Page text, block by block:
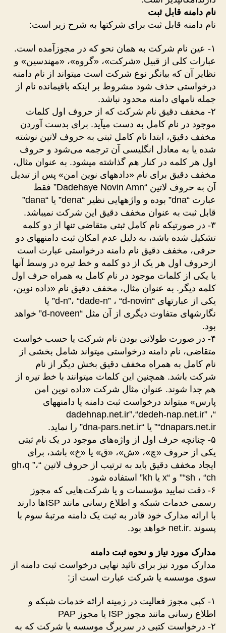
نام دامنه قابل ثبت
نام دامنه قابل ثبت برای شرکتها به شرح زیر است:
۱- عین نام شرکت به همان نحو که در مجوزآمده است.
عبارات کلی از قبیل «شرکت»، «گروه»، «مهندسین» و
نظایر آن که بیانگر نوع شرکت است میتواند از نام دامنه
درخواستی حذف شود مشروط بر اینکه باقیمانده نام از
جمله نامهای دامنه محدود نباشد.
۲- مخفف دقیق نام شرکت که از حروف اول کلمات
موجود در نام کامل به دست میآید. برای بدست آوردن
مخفف دقیق، ابتدا نام کامل ثبتی به حروف لاتین نوشته
شده یا به معادل انگلیسی آن ترجمه می‌شود و حروف
اول هر کلمه در کنار هم گذاشته میشود. به عنوان مثال،
مخفف دقیق برای نام «دادههای نوین امن» پس از تبدیل
آن به حروف لاتین “Dadehaye Novin Amn” فقط
عبارت “dna” بوده و واژههایی نظیر “dena” یا “dana”
قابل ثبت به عنوان مخفف دقیق این شرکت نمیباشد.
۳- در صورتیکه نام کامل ثبتی متقاضی تنها از دو کلمه
تشکیل شده باشد، به دلیل عدم امکان ثبت دامنههای دو
حرفی، مخفف دقیق نام دامنه درخواستی عبارت است
ازحروف اول هر یک از دو کلمه و خط تیره در وسط آنها
یا یکی از کلمات موجود در نام کامل به همراه حرف اول
کلمه دیگر. به عنوان مثال، مخفف دقیق نام «داده نوین،
یکی از عبارتهای “d-n”، “dade-n” ، “d-novin” یا
نگارشهای متفاوت دیگری از آن مثل “d-noveen” خواهد
بود.
۴- در صورت طولانی بودن نام شرکت یا حسب خواست
متقاضی، نام دامنه درخواستی میتواند شامل بخشی از
نام کامل به همراه مخفف دقیق بخش دیگر از نام
شرکت باشد. همچنین این کلمات میتوانند با خط تیره از
هم جدا شوند. عنوان مثال شرکت «داده نوین امن
پارس» میتواند درخواست ثبت دامنه یا دامنههای
“dadehnap.net.ir”،“dedeh-nap.net.ir” ،
“dnapars.net.ir” یا “dna-pars.net.ir” را نماید.
۵- چنانچه حرف اول از واژه‌های موجود در یک نام ثبتی
یکی از حروف «چ»، «ش»، «ق» یا «خ» باشد، برای
ایجاد مخفف دقیق باید به ترتیب از حروف لاتین “gh،q ”،
“sh ، “ch” و “x یا kh” استفاده شود.
۶- دقت نمایید مؤسسات و یا شرکت‌هایی که مجوز
رسمی خدمات شبکه و اطلاع رسانی مانند ISPها دارند
با ارائه مدارک خود قادر به ثبت یک دامنه مرتبهٔ سوم با
پسوند .net.ir خواهد بود.
مدارک مورد نیاز و نحوه ثبت دامنه
مدارک مورد نیز برای تائید نهایی درخواست ثبت دامنه از
سوی موسسه یا شرکت عبارت است از:
۱- کپی مجوز فعالیت در زمینه ارائه خدمات شبکه و
اطلاع رسانی مانند مجوز ISP یا مجوز PAP
۲- درخواست کتبی در سربرگ موسسه یا شرکت که به